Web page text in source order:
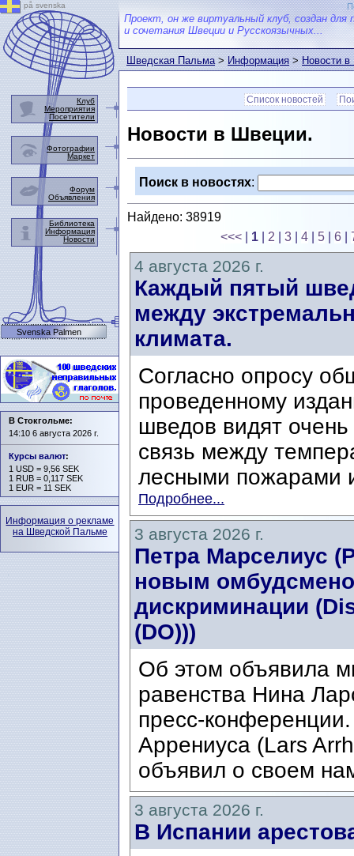
Проект, он же виртуальный клуб, создан для
и сочетания Швеции и Русскоязычных...
Шведская Пальма>Информация>Новости
Список новостей
Новости в Швеции.
Поиск в новостях:
Найдено: 38919
<<<
1 2 3 4 5 6
4 августа 2026 г.
Каждый пятый
между
климата.
Согласно опросу
проведенному
шведов видят
связь между
лесными пожарами
Подробнее...
3 августа 2026 г.
Петра Марселиус
новым
дискриминации
(DO)))
Об этом объявила
равенства Нина
пресс-
Аррениуса (Lars
объявил о своем
3 августа 2026 г.
В Испании
på svenska
Клуб
Мероприятия
Посетители
Фотографии
Маркет
Форум
Объявления
Библиотека
Информация
Новости
Svenska Palmen
В Стокгольме:
14:10 6 августа 2026 г.
Курсы валют:
1 USD = 9,56 SEK
1 RUB = 0,117 SEK
1 EUR = 11 SEK
Информация о рекламе
на Шведской Пальме